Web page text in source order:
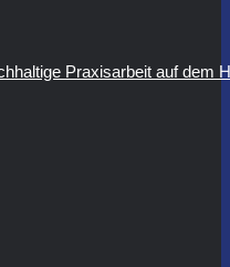
Praxisarbeit auf dem